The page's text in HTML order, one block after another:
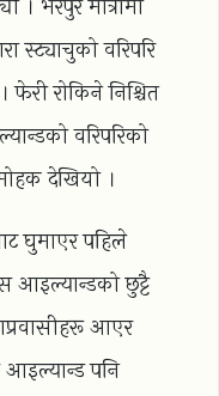
। भरपुर मात्रामा
स्ट्याचुको वरिपरि
रोकिने निश्चित
वरिपरिको
देखियो ।
घुमाएर पहिले
आइल्यान्डको छुट्टै
आएर
पनि